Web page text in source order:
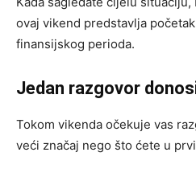
ovaj vikend predstavlja
finansijskog perioda.
Jedan razgovor
Tokom vikenda očekuje vas
veći značaj nego što ćete u